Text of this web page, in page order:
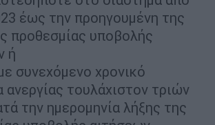
έως την προηγουμένη της
προθεσμίας υποβολής
ή
συνεχόμενο χρονικό
ανεργίας τουλάχιστον τριών
την ημερομηνία λήξης της